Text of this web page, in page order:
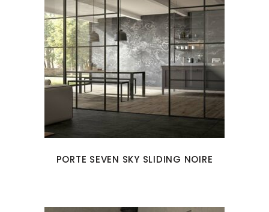
PORTE SEVEN SKY SLIDING NOIRE